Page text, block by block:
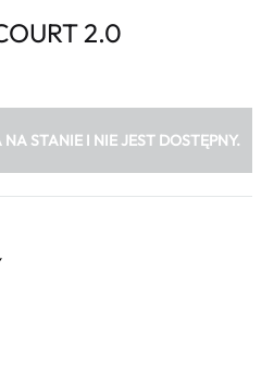
2.0
STANIE I NIE JEST DOSTĘPNY.